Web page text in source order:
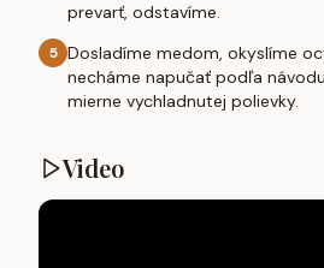
prevarť, odstavíme.
5 Dosladíme medom, okyslíme
necháme napučať podľa
mierne vychladnutej polievky.
Video